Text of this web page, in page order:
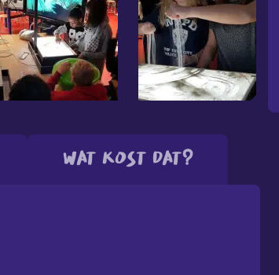
Wat kost dat?